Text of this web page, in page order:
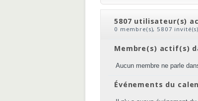
5807 utilisateur(s)
0 membre(s), 5807
Membre(s) actif(s)
Aucun membre ne parle
Événements du